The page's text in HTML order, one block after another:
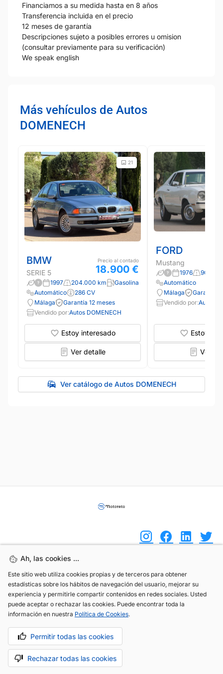
Financiamos a su medida hasta en 8 años
Transferencia incluida en el precio
12 meses de garantía
Descripciones sujeto a posibles errores u omision
(consultar previamente para su verificación)
We speak english
Más vehículos de Autos
DOMENECH
21
BMW
SERIE 5
Precio al contado
18.900 €
1997 204.000 km
Gasolina
Automático
286 CV
Málaga
Garantía 12 meses
Vendido por:Autos DOMENECH
Estoy interesado
Ver detalle
FORD
Mustang
1976
90.000
Automático
Málaga
Garantía
Vendido por:Autos
Estoy
Ver
Ver catálogo de Autos DOMENECH
Ah, las cookies ...
Este sitio web utiliza cookies propias y de terceros para obtener
estadísticas sobre los hábitos de navegación del usuario, mejorar su
experiencia y permitirle compartir contenidos en redes sociales. Usted
puede aceptar o rechazar las cookies. Puede encontrar toda la
información en nuestra Política de Cookies.
Permitir todas las cookies
Rechazar todas las cookies
Ah, las cookies ...
Este sitio web utiliza cookies propias y de terceros para obtener
estadísticas sobre los hábitos de navegación del usuario, mejorar su
experiencia y permitirle compartir contenidos en redes sociales. Usted
puede aceptar o rechazar las cookies. Puede encontrar toda la
información en nuestra Política de Cookies.
Permitir todas las cookies
Rechazar todas las cookies
(+34) 744 408 070
info@motoreto.com
Aviso legal Política de cookies